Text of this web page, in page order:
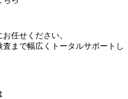
任せください。
まで幅広くトータルサポートし